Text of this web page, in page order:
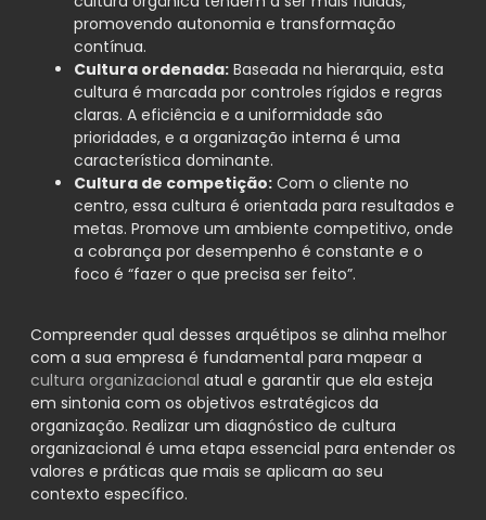
promovendo autonomia e transformação
contínua.
Cultura ordenada: Baseada na hierarquia, esta
cultura é marcada por controles rígidos e regras
claras. A eficiência e a uniformidade são
prioridades, e a organização interna é uma
característica dominante.
Cultura de competição: Com o cliente no
centro, essa cultura é orientada para resultados e
metas. Promove um ambiente competitivo, onde
a cobrança por desempenho é constante e o
foco é “fazer o que precisa ser feito”.
Compreender qual desses arquétipos se alinha melhor
com a sua empresa é fundamental para mapear a
cultura organizacional atual e garantir que ela esteja
em sintonia com os objetivos estratégicos da
organização. Realizar um diagnóstico de cultura
organizacional é uma etapa essencial para entender os
valores e práticas que mais se aplicam ao seu
contexto específico.